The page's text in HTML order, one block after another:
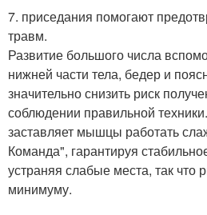
7. приседания помогают
травм.
Развитие большого числа
нижней части тела, бедер и
значительно снизить риск
соблюдении правильной
заставляет мышцы работать
Команда", гарантируя
устраняя слабые места, так что
минимуму.